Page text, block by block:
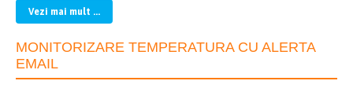
Vezi mai mult ...
MONITORIZARE TEMPERATURA CU ALERTA
EMAIL